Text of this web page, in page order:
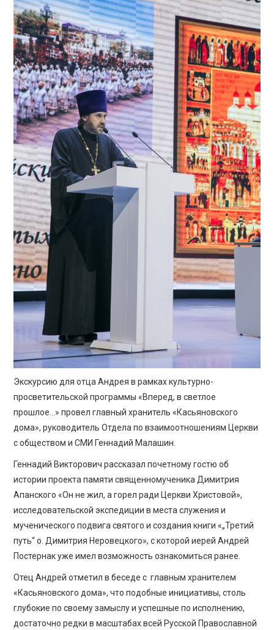
Экскурсию для отца Андрея в рамках культурно-
просветительской программы «Вперед, в светлое
прошлое…» провел главный хранитель «Касьяновского
дома», руководитель Отдела по взаимоотношениям Церкви
с обществом и СМИ Геннадий Малашин.
Геннадий Викторович рассказал почетному гостю об
истории проекта памяти священномученика Димитрия
Апанского «Он не жил, а горел ради Церкви Христовой»,
исследовательской экспедиции в места служения и
мученического подвига святого и создания книги «„Третий
путь“ о. Димитрия Неровецкого», с которой иерей Андрей
Постернак уже имел возможность ознакомиться ранее.
Отец Андрей отметил в беседе с главным хранителем
«Касьяновского дома», что подобные инициативы, столь
глубокие по своему замыслу и успешные по исполнению,
достаточно редки в масштабах всей Русской Православной